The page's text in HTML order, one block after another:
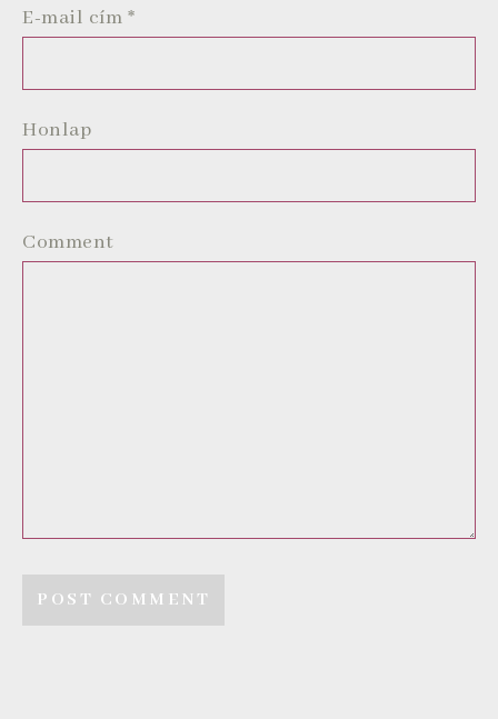
E-mail cím *
Honlap
Comment